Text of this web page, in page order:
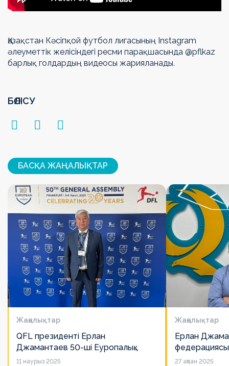
Қазақстан Кәсіпқой футбол лигасының Instagram
әлеуметтік желісіндегі ресми парақшасында @pflkaz
барлық голдардың видеосы жарияланады.
БӨЛІСУ
БАСҚА ЖАҢАЛЫҚТАР
Жаңалықтар
QFL президенті Ерлан
Джамантаев 50-ші Еуропалық
лигалар Бас ассамблеясына
11 наурыз 2025
Жаңалықтар
Ерлан
есімін
27 ақпан 2025